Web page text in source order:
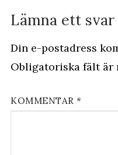
Lämna ett svar
Din e-postadress
Obligatoriska fält är
KOMMENTAR *